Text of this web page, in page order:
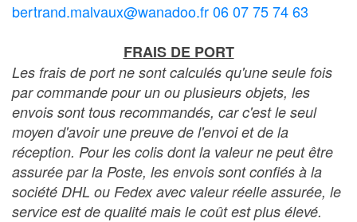
bertrand.malvaux@wanadoo.fr 06 07 75 74 63
FRAIS DE PORT
Les frais de port ne sont calculés qu'une seule fois
par commande pour un ou plusieurs objets, les
envois sont tous recommandés, car c'est le seul
moyen d'avoir une preuve de l'envoi et de la
réception. Pour les colis dont la valeur ne peut être
assurée par la Poste, les envois sont confiés à la
société DHL ou Fedex avec valeur réelle assurée, le
service est de qualité mais le coût est plus élevé.